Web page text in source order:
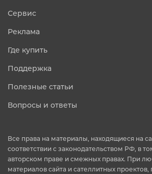
Сервис
Реклама
Где купить
Поддержка
Полезные статьи
Вопросы и ответы
Все права на материалы, находящиеся на
соответствии с законодательством РФ, в
авторском праве и смежных правах. При
материалов сайта и сателлитных проектов,